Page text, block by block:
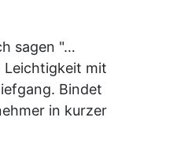
sagen "…
Leichtigkeit mit
Bindet
in kurzer